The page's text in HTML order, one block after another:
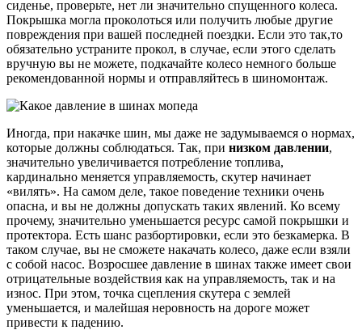
сиденье, проверьте, нет ли значительно спущенного колеса.
Покрышка могла проколоться или получить любые другие
повреждения при вашей последней поездки. Если это так,то
обязательно устраните прокол, в случае, если этого сделать
вручную вы не можете, подкачайте колесо немного больше
рекомендованной нормы и отправляйтесь в шиномонтаж.
Иногда, при накачке шин, мы даже не задумываемся о нормах,
которые должны соблюдаться. Так, при низком давлении,
значительно увеличивается потребление топлива,
кардинально меняется управляемость, скутер начинает
«вилять». На самом деле, такое поведение техники очень
опасна, и вы не должны допускать таких явлений. Ко всему
прочему, значительно уменьшается ресурс самой покрышки и
протектора. Есть шанс разбортировки, если это безкамерка. В
таком случае, вы не сможете накачать колесо, даже если взяли
с собой насос. Возросшее давление в шинах также имеет свои
отрицательные воздействия как на управляемость, так и на
износ. При этом, точка сцепления скутера с землей
уменьшается, и малейшая неровность на дороге может
привести к падению.